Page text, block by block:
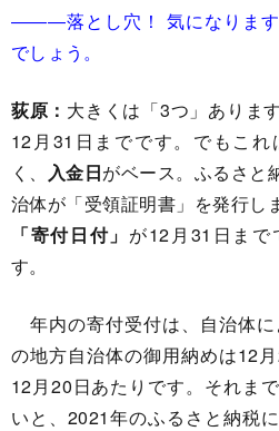
―――落とし穴！ 気になります
でしょう。
荻原： 大きくは「3つ」ありま
12月31日までです。でもこれ
く、 入金日がベース。ふるさと
治体が「受領証明書」を発行し
「寄付日付」 が12月31日ま
す。
年内の寄付受付は、自治体
の地方自治体の御用納めは12
12月20日あたりです。それま
いと、2021年のふるさと納税